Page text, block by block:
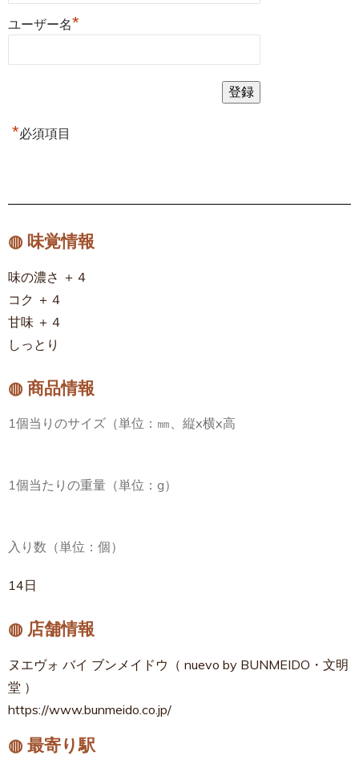
ユーザー名*
*必須項目
◍ 味覚情報
味の濃さ ＋４
コク ＋４
甘味 ＋４
しっとり
◍ 商品情報
1個当りのサイズ（単位：㎜、縦x横x高
1個当たりの重量（単位：g）
入り数（単位：個）
14日
◍ 店舗情報
ヌエヴォ バイ ブンメイドウ（ nuevo by BUNMEIDO・文明
堂 ）
https://www.bunmeido.co.jp/
◍ 最寄り駅